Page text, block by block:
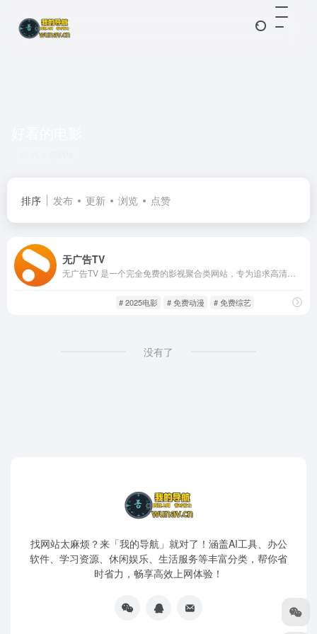
排序 发布 更新 浏览 点赞
无广告TV
# 2025电影 # 免费动漫 # 免费综艺
没有了
找网站太麻烦？来「我的导航」就对了！涵盖AI工具、办公
软件、学习资源、休闲娱乐、生活服务等丰富分类，帮你省
时省力，畅享高效上网体验！